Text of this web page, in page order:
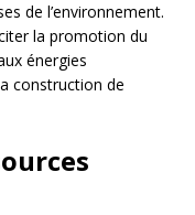
de l’environnement.
la promotion du
énergies
construction de